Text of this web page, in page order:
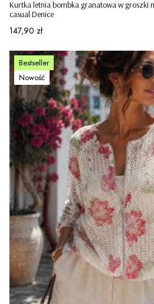
Kurtka letnia bombka granatowa w groszki
casual Denice
Cena
147,90 zł
Bestseller
Nowość